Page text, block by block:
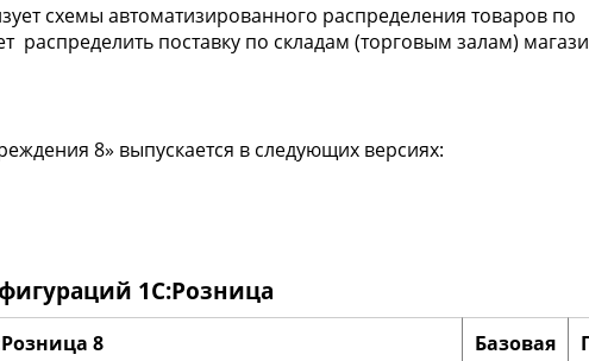
схемы автоматизированного распределения товаров по
распределить поставку по складам (торговым залам)
8» выпускается в следующих версиях:
1С:Розница
8 Базовая